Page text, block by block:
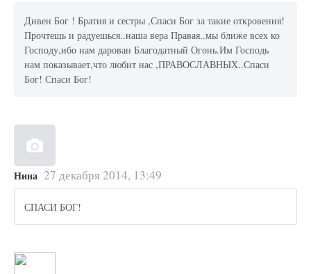
Дивен Бог ! Братия и сестры ,Спаси Бог за такие откровения!
Прочтешь и радуешься..наша вера Правая..мы ближе всех ко
Господу,ибо нам дарован Благодатный Огонь.Им Господь
нам показывает,что любит нас ,ПРАВОСЛАВНЫХ..Спаси
Бог! Спаси Бог!
Нина 27 декабря 2014, 13:49
СПАСИ БОГ!